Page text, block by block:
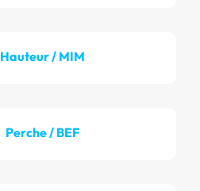
Hauteur / MIM
Perche / BEF